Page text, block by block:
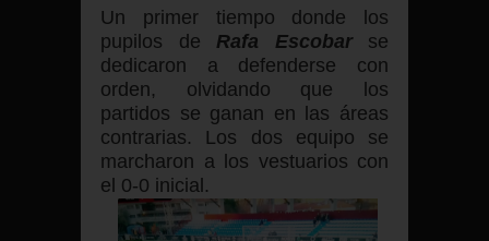
Un primer tiempo donde los
pupilos de Rafa Escobarse
dedicaron a defenderse con
orden, olvidando que los
partidos se ganan en las áreas
contrarias. Los dos equipo se
marcharon a los vestuarios con
el 0-0 inicial.